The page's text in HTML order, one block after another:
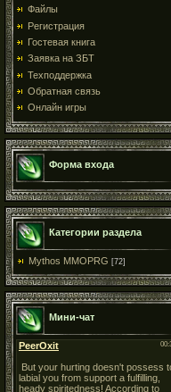
Файлы
Регистрация
Гостевая книга
Заявка на ЗБТ
Техподдержка
Обратная связь
Онлайн игры
Форма входа
Категории раздела
Mythos MMOPRG [72]
Мини-чат